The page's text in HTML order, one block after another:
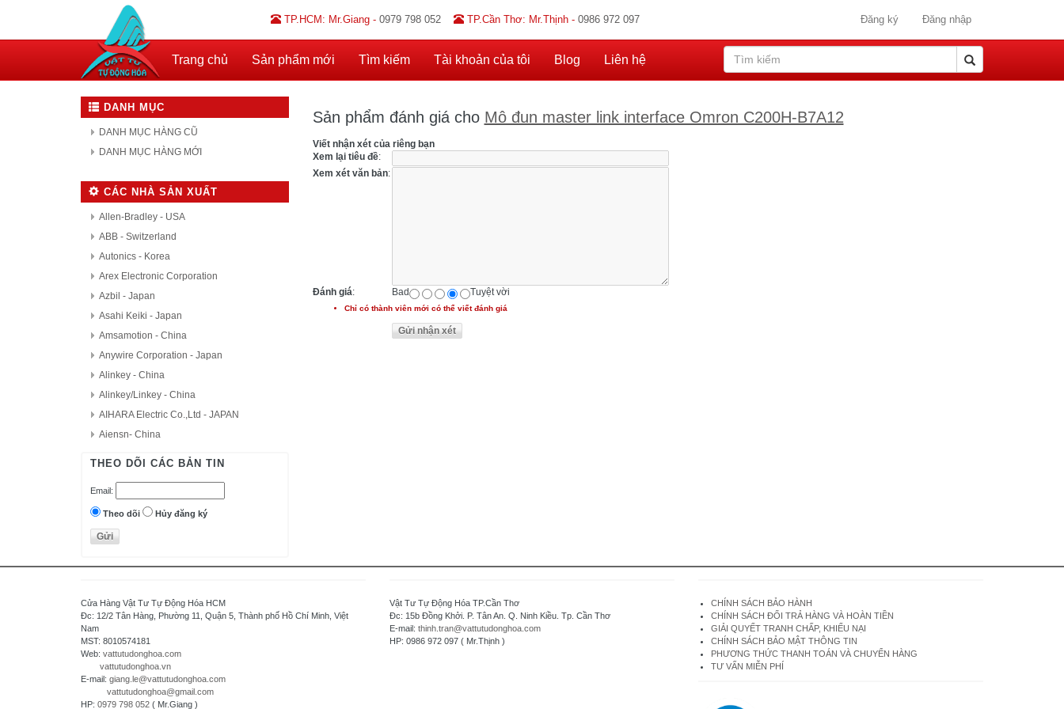
TP.HCM: Mr.Giang - 0979 798 052 TP.Cần Thơ: Mr.Thịnh - 0986 972 097 Đăng ký Đăng nhập
Trang chủ Sản phẩm mới Tìm kiếm Tài khoản của tôi Blog Liên hệ
DANH MỤC
DANH MỤC HÀNG CŨ
DANH MỤC HÀNG MỚI
CÁC NHÀ SẢN XUẤT
Allen-Bradley - USA
ABB - Switzerland
Autonics - Korea
Arex Electronic Corporation
Azbil - Japan
Asahi Keiki - Japan
Amsamotion - China
Anywire Corporation - Japan
Alinkey - China
Alinkey/Linkey - China
AIHARA Electric Co.,Ltd - JAPAN
Aiensn- China
AutomationDirect - USA
Delta - Taiwan
Danfoss - Denmark
DAITRON
Di-soric - Germany
Daiichi Electronics co.,Ltd - Japan
Fuji Electric - Japan
FESTO
THEO DÕI CÁC BẢN TIN
Email:
Theo dõi Hủy đăng ký
Sản phẩm đánh giá cho Mô đun master link interface Omron C200H-B7A12
Viết nhận xét của riêng bạn
Xem lại tiêu đề:
Xem xét văn bản:
Đánh giá: Bad Tuyệt vời
Chỉ có thành viên mới có thể viết đánh giá
Cửa Hàng Vật Tư Tự Động Hóa HCM
Đc: 12/2 Tân Hàng, Phường 11, Quận 5, Thành phố Hồ Chí Minh, Việt
Nam
MST: 8010574181
Web: vattutudonghoa.com
vattutudonghoa.vn
E-mail: giang.le@vattutudonghoa.com
vattutudonghoa@gmail.com
HP: 0979 798 052 ( Mr.Giang )
Vật Tư Tự Động Hóa TP.Cần Thơ
Đc: 15b Đồng Khởi. P. Tân An. Q. Ninh Kiều. Tp. Cần Thơ
E-mail: thinh.tran@vattutudonghoa.com
HP: 0986 972 097 ( Mr.Thịnh )
CHÍNH SÁCH BẢO HÀNH
CHÍNH SÁCH ĐỔI TRẢ HÀNG VÀ HOÀN TIỀN
GIẢI QUYẾT TRANH CHẤP, KHIẾU NẠI
CHÍNH SÁCH BẢO MẬT THÔNG TIN
PHƯƠNG THỨC THANH TOÁN VÀ CHUYỂN HÀNG
TƯ VẤN MIỄN PHÍ